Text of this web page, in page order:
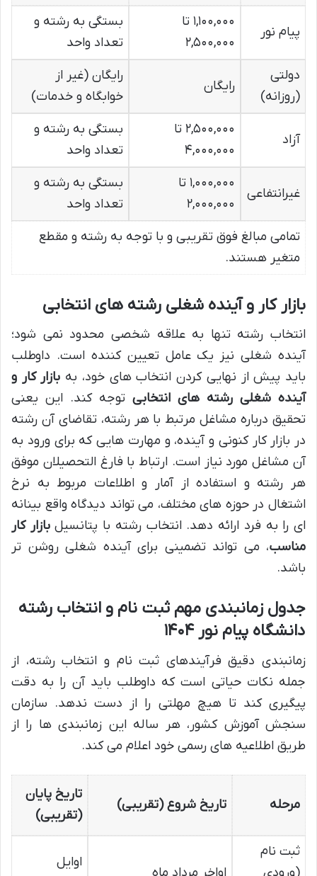
پیام نور
۱,۱۰۰,۰۰۰ تا
۲,۵۰۰,۰۰۰
بستگی به رشته و
تعداد واحد
دولتی
(روزانه)
رایگان
رایگان (غیر از
خوابگاه و خدمات)
آزاد
۲,۵۰۰,۰۰۰ تا
۴,۰۰۰,۰۰۰
بستگی به رشته و
تعداد واحد
غیرانتفاعی
۱,۰۰۰,۰۰۰ تا
۲,۰۰۰,۰۰۰
بستگی به رشته و
تعداد واحد
تمامی مبالغ فوق تقریبی و با توجه به رشته و مقطع
متغیر هستند.
بازار کار و آینده شغلی رشته های انتخابی
انتخاب رشته تنها به علاقه شخصی محدود نمی شود؛
آینده شغلی نیز یک عامل تعیین کننده است. داوطلب
باید پیش از نهایی کردن انتخاب های خود، به بازار کار و
آینده شغلی رشته های انتخابی توجه کند. این یعنی
تحقیق درباره مشاغل مرتبط با هر رشته، تقاضای آن رشته
در بازار کار کنونی و آینده، و مهارت هایی که برای ورود به
آن مشاغل مورد نیاز است. ارتباط با فارغ التحصیلان موفق
هر رشته و استفاده از آمار و اطلاعات مربوط به نرخ
اشتغال در حوزه های مختلف، می تواند دیدگاه واقع بینانه
ای را به فرد ارائه دهد. انتخاب رشته با پتانسیلبازار کار
مناسب، می تواند تضمینی برای آینده شغلی روشن تر
باشد.
جدول زمانبندی مهم ثبت نام و انتخاب رشته
دانشگاه پیام نور ۱۴۰۴
زمانبندی دقیق فرآیندهای ثبت نام و انتخاب رشته، از
جمله نکات حیاتی است که داوطلب باید آن را به دقت
پیگیری کند تا هیچ مهلتی را از دست ندهد. سازمان
سنجش آموزش کشور، هر ساله این زمانبندی ها را از
طریق اطلاعیه های رسمی خود اعلام می کند.
مرحله تاریخ شروع (تقریبی)
تاریخ پایان
(تقریبی)
ثبت نام
(ورودی
اواخر مرداد ماه
اوایل